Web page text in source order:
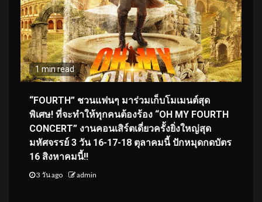
1 min read
“FOURTH” ชวนแฟนๆ มาร่วมเก็บโมเมนต์สุด
พิเศษ! ที่จะทำให้ทุกคนต้องร้อง “OH MY FOURTH
CONCERT” งานคอนเสิร์ตเดี่ยวครั้งยิ่งใหญ่สุด
มหัศจรรย์ 3 วัน 16-17-18 ตุลาคมนี้ ปักหมุดกดบัตร
16 สิงหาคมนี้!!
3 วัน ago admin